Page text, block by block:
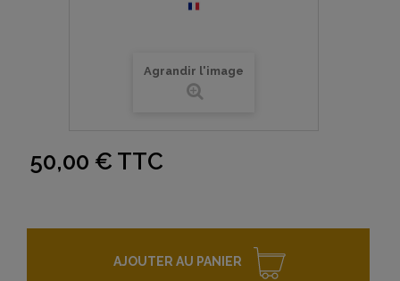
Agrandir l'image
50,00 € TTC
AJOUTER AU PANIER